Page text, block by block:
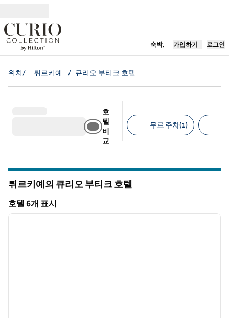
숙박,새 탭 열림
가입하기 로그인
위치/ 튀르키예 / 큐리오 부티크 호텔
호
텔
비
교
무료 주차(1)
튀르키예의 큐리오 부티크 호텔
호텔 6개 표시
호텔 6개 표시
1/12
다음